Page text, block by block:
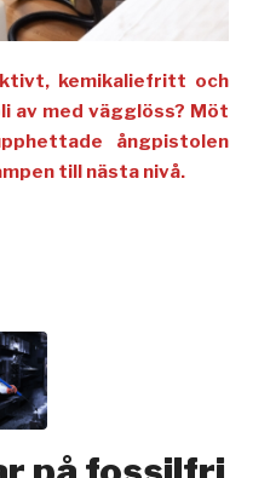
kemikaliefritt och
med vägglöss? Möt
ångpistolen
till nästa nivå.